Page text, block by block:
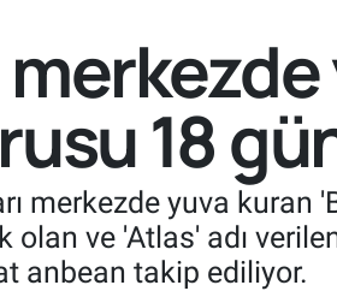
18
merkezde yuva
olan ve 'Atlas' adı
anbean takip ediliyor.